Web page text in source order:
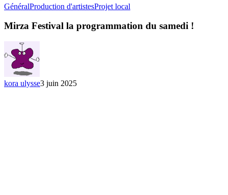
GénéralProduction d'artistesProjet local
la
Mirza Festival la programmation du samedi !
kora ulysse3 juin 2025